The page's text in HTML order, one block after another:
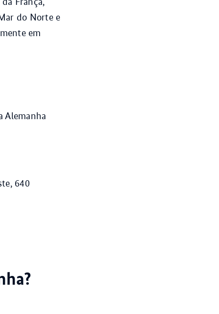
do Norte e
em
Alemanha
640